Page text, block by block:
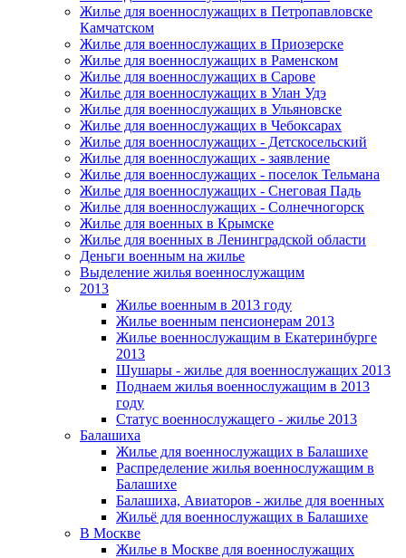
Жилье для военнослужащих в Петропавловске
Камчатском
Жилье для военнослужащих в Приозерске
Жилье для военнослужащих в Раменском
Жилье для военнослужащих в Сарове
Жилье для военнослужащих в Улан Удэ
Жилье для военнослужащих в Ульяновске
Жилье для военнослужащих в Чебоксарах
Жилье для военнослужащих - Детскосельский
Жилье для военнослужащих - заявление
Жилье для военнослужащих - поселок Тельмана
Жилье для военнослужащих - Снеговая Падь
Жилье для военнослужащих - Солнечногорск
Жилье для военных в Крымске
Жилье для военных в Ленинградской области
Деньги военным на жилье
Выделение жилья военнослужащим
2013
Жилье военным в 2013 году
Жилье военным пенсионерам 2013
Жилье военнослужащим в Екатеринбурге
2013
Шушары - жилье для военнослужащих 2013
Поднаем жилья военнослужащим в 2013
году
Статус военнослужащего - жилье 2013
Балашиха
Жилье для военнослужащих в Балашихе
Распределение жилья военнослужащим в
Балашихе
Балашиха, Авиаторов - жилье для военных
Жильё для военнослужащих в Балашихе
В Москве
Жилье в Москве для военнослужащих